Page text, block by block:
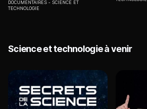
DOCUMENTAIRES
SCIENCE ET
TECHNOLOGIE
Science et technologie à venir